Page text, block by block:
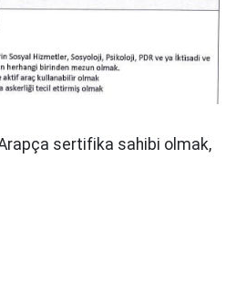
sertifika sahibi olmak,